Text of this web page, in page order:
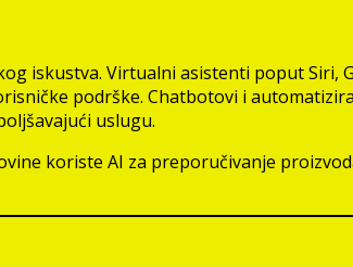
iskustva. Virtualni asistenti poput Siri,
podrške. Chatbotovi i
uslugu.
koriste AI za preporučivanje